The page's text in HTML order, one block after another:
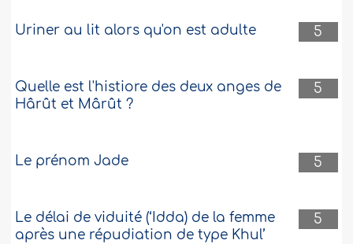
5
Uriner au lit alors qu'on est adulte
5
Quelle est l'histiore des deux anges de
Hârût et Mârût ?
5
Le prénom Jade
5
Le délai de viduité (‘Idda) de la femme
après une répudiation de type Khul’